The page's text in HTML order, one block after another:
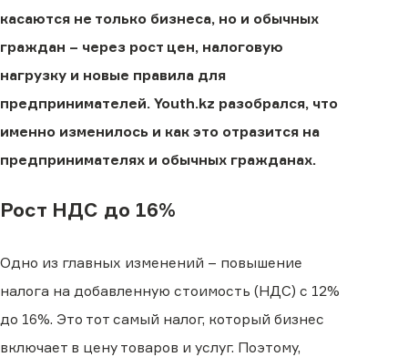
касаются не только бизнеса, но и обычных
граждан – через рост цен, налоговую
нагрузку и новые правила для
предпринимателей. Youth.kz разобрался, что
именно изменилось и как это отразится на
предпринимателях и обычных гражданах.
Рост НДС до 16%
Одно из главных изменений – повышение
налога на добавленную стоимость (НДС) с 12%
до 16%. Это тот самый налог, который бизнес
включает в цену товаров и услуг. Поэтому,